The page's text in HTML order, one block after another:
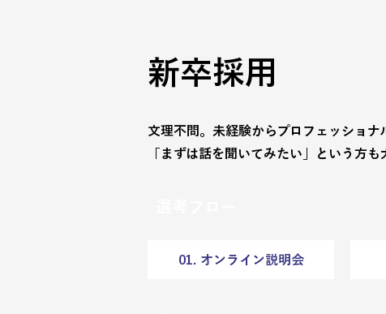
新卒採用
文理不問。未経験からプロフェッショ
「まずは話を聞いてみたい」という方も
01. オンライン説明会